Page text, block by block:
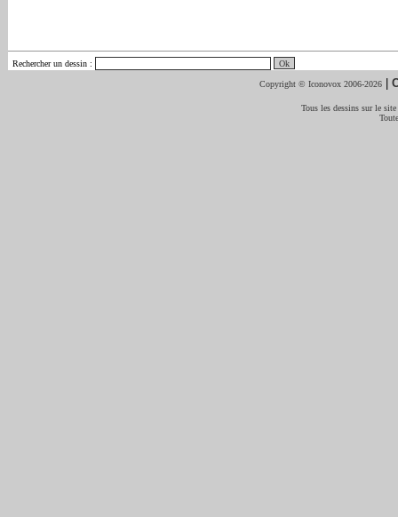
Rechercher un dessin :
Copyright © Iconovox 2006-2026 |
Tous les dessins sur le